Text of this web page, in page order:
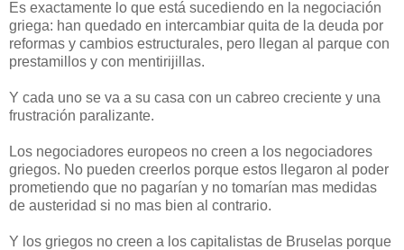
Es exactamente lo que está sucediendo en la negociación
griega: han quedado en intercambiar quita de la deuda por
reformas y cambios estructurales, pero llegan al parque con
prestamillos y con mentirijillas.
Y cada uno se va a su casa con un cabreo creciente y una
frustración paralizante.
Los negociadores europeos no creen a los negociadores
griegos. No pueden creerlos porque estos llegaron al poder
prometiendo que no pagarían y no tomarían mas medidas
de austeridad si no mas bien al contrario.
Y los griegos no creen a los capitalistas de Bruselas porque